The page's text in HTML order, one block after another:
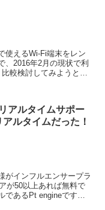
使えるWi-Fi端末をレン
、2016年2月の現状で利
較検討してみようと思
アルタイムサポー
アルタイムだった！
がインフルエンサープラ
が50以上あれば無料で
あるPt engineですが